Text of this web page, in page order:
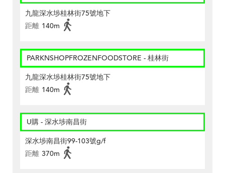
九龍深水埗桂林街75號地下
距離 140m
PARKNSHOPFROZENFOODSTORE - 桂林街
九龍深水埗桂林街75號地下
距離 140m
U購 - 深水埗南昌街
深水埗南昌街99-103號g/f
距離 370m